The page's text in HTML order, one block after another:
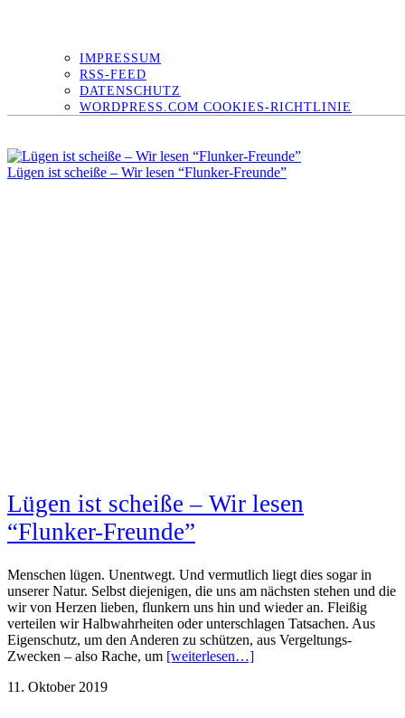
IMPRESSUM
RSS-FEED
DATENSCHUTZ
WORDPRESS.COM COOKIES-RICHTLINIE
Lügen ist scheiße – Wir lesen “Flunker-Freunde”
Lügen ist scheiße – Wir lesen
“Flunker-Freunde”
Menschen lügen. Unentwegt. Und vermutlich liegt dies sogar in
unserer Natur. Selbst diejenigen, die uns am nächsten stehen und die
wir von Herzen lieben, flunkern uns hin und wieder an. Fleißig
verteilen wir Halbwahrheiten oder unterschlagen Tatsachen. Aus
Eigenschutz, um den Anderen zu schützen, aus Vergeltungs-
Zwecken – also Rache, um [weiterlesen…]
11. Oktober 2019